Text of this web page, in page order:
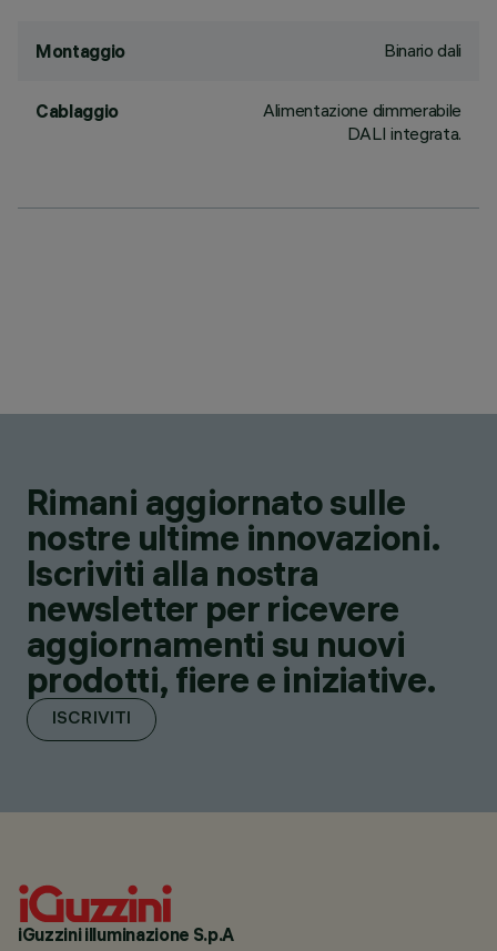
Montaggio Binario dali
Cablaggio
Alimentazione dimmerabile
DALI integrata.
Rimani aggiornato sulle
nostre ultime innovazioni.
Iscriviti alla nostra
newsletter per ricevere
aggiornamenti su nuovi
prodotti, fiere e iniziative.
ISCRIVITI
iGuzzini illuminazione S.p.A